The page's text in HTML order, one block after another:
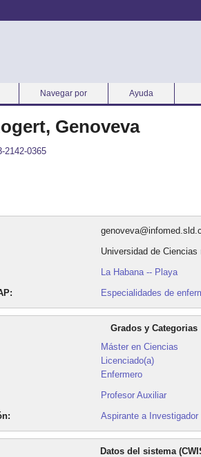
Navegar por Ayuda
Genoveva
2142-0365
Universidad de
La Habana -- Playa
Especialidades de
Grados y Categorias
Máster en Ciencias
Licenciado(a)
Enfermero
Profesor Auxiliar
Aspirante a Investigador
Datos del sistema